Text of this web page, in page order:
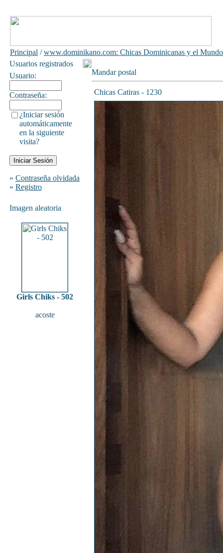
Principal /www.dominikano.com: Chicas Dominicanas y el Mundo
Usuarios registrados
Usuario:
Contraseña:
¿Iniciar sesión
automáticamente
en la siguiente
visita?
» Contraseña olvidada
» Registro
Imagen aleatoria
Girls Chiks - 502
acoste
Mandar postal
Chicas Catiras - 1230